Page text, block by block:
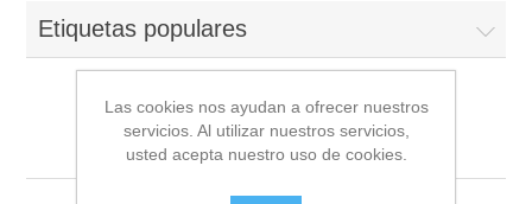
Etiquetas populares
Chosica - Lima
Las cookies nos ayudan a ofrecer nuestros
servicios. Al utilizar nuestros servicios,
usted acepta nuestro uso de cookies.